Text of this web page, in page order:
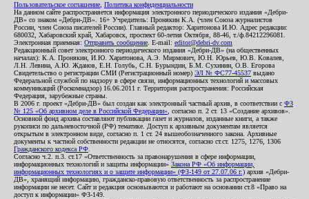
Пользовательское соглашение Политика конфиденциальности
На данном сайте распространяется информация электронного периодического издания «Дебри-
ДВ» со знаком «Дебри-ДВ». 16+ Учредитель: Пронякин К.А. (член Союза журналистов
России, член Союза писателей России). Главный редактор: Харитонова И.Ю. Адрес редакции:
680032, Хабаровский край, Хабаровск, проспект 60-летия Октября, 88-46, т./ф.84212296081.
Электронная приемная: Отправить сообщение . E-mail: editor@debri-dv.com
Редакционный совет электронного периодического издания «Дебри-ДВ» (на общественных
началах): К.А. Пронякин, И.Ю. Харитонова, А.Э. Мирмович, Ю.Н. Юрьев, Ю.В. Ковалев,
Л.Н. Левина, А.Ю. Жданов, Е.Н. Голубь, С.Н. Бурындин, Б.М. Сухинин, О.В. Егорова
Свидетельство о регистрации СМИ (Регистрационный номер) ЭЛ № ФС77-45537 выдано
Федеральной службой по надзору в сфере связи, информационных технологий и массовых
коммуникаций (Роскомнадзор) 16.06.2011 г. Территория распространения: Российская
Федерация, зарубежные страны.
В 2006 г. проект «Дебри-ДВ» был создан как электронный частный архив, в соответствии с ФЗ
№ 125 «Об архивном деле в Российской Федерации» , согласно п. 2 ст. 13 «Создание архивов».
Основной фонд архива составляют публикации газет и журналов, изданные книги, а также
рукописи по дальневосточной (РФ) тематике. Доступ к архивным документам является
открытым в электронном виде, согласно п. 1 ст. 24 вышеобозначенного закона. Архивные
документы к частной собственности редакции не относятся, согласно ст.ст. 1275, 1276, 1306
Гражданского кодекса РФ
Согласно ч.2. п.3. ст.17 «Ответственность за правонарушения в сфере информации,
информационных технологий и защиты информации» Закона РФ «Об информации,
информационных технологиях и о защите информации» (ФЗ-149 от 27.07.06 г.) архив «Дебри-
ДВ», хранящий информацию, гражданско-правовую ответственность за распространение
информации не несет. Сайт и редакция основываются и работают на основании ст.8 «Право на
доступ к информации» ФЗ-149.